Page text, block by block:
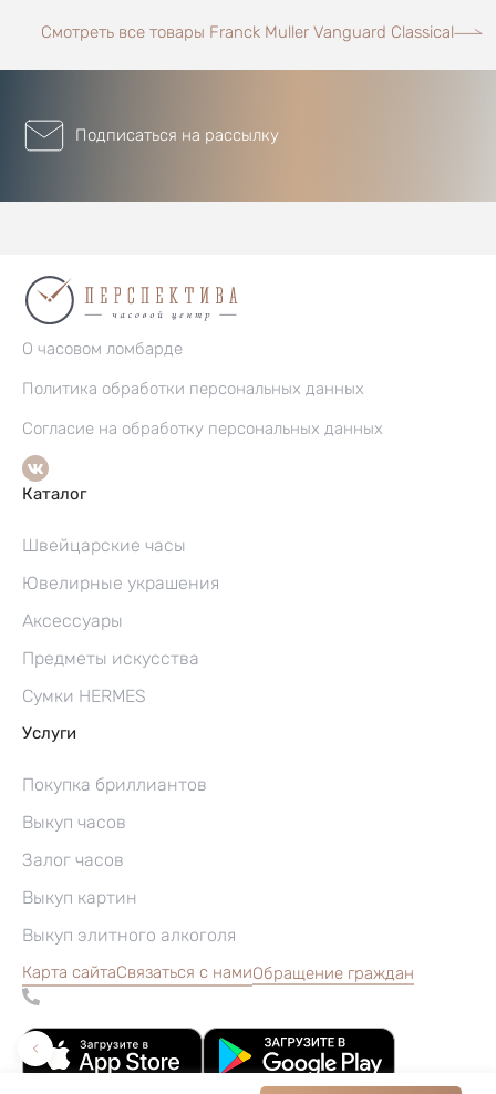
Смотреть все товары Franck Muller Vanguard Classical
Подписаться на рассылку
О часовом ломбарде
Политика обработки персональных данных
Согласие на обработку персональных данных
Каталог
Швейцарские часы
Ювелирные украшения
Аксессуары
Предметы искусства
Сумки HERMES
Услуги
Покупка бриллиантов
Выкуп часов
Залог часов
Выкуп картин
Выкуп элитного алкоголя
Карта сайтаСвязаться с намиОбращение граждан